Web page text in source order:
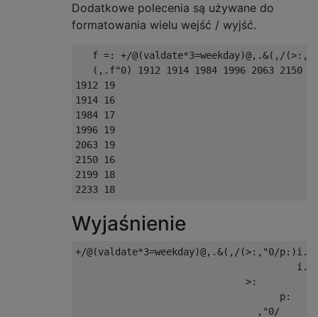
Dodatkowe polecenia są używane do
formatowania wielu wejść / wyjść.
f =: +/@(valdate*3=weekday)@,.&(,/
(,.f"0) 1912 1914 1984 1996 2063 2150
1912 19
1914 16
1984 17
1996 19
2063 19
2150 16
2199 18
Wyjaśnienie
+/@(valdate*3=weekday)@,.&(,/(>:,"0/
>:
p:
,"0/